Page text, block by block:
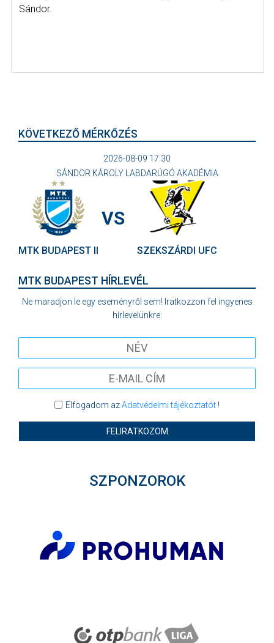
Sándor.
KÖVETKEZŐ MÉRKŐZÉS
2026-08-09 17:30
SÁNDOR KÁROLY LABDARÚGÓ AKADÉMIA
MTK BUDAPEST II
VS
SZEKSZÁRDI UFC
MTK BUDAPEST HÍRLEVÉL
Ne maradjon le egy eseményről sem! Iratkozzon fel ingyenes
hírlevelünkre:
Elfogadom azAdatvédelmi tájékoztatót!
FELIRATKOZOM
SZPONZOROK